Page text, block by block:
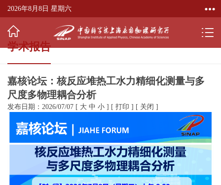
2026年8月8日 星期六
学术报告
嘉核论坛：核反应堆热工水力精细化测量与多
尺度多物理耦合分析
发布日期：2026/07/07 [ 大 中 小 ] [ 打印 ] [ 关闭 ]